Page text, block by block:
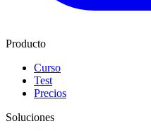
Producto
Curso
Test
Precios
Soluciones